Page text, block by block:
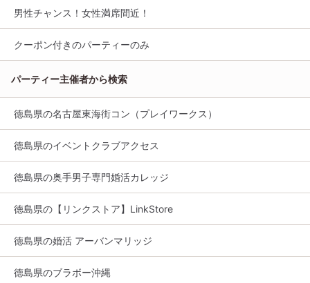
男性チャンス！女性満席間近！
クーポン付きのパーティーのみ
パーティー主催者から検索
徳島県の名古屋東海街コン（プレイワークス）
徳島県のイベントクラブアクセス
徳島県の奥手男子専門婚活カレッジ
徳島県の【リンクストア】LinkStore
徳島県の婚活 アーバンマリッジ
徳島県のブラボー沖縄